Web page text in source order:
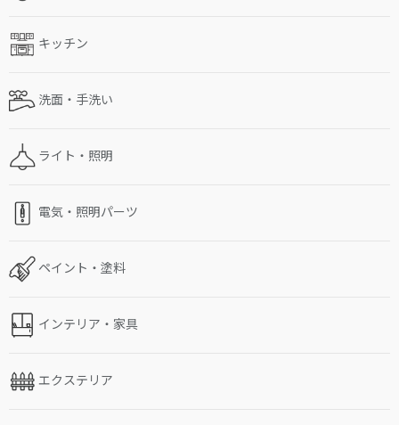
キッチン
洗面・手洗い
ライト・照明
電気・照明パーツ
ペイント・塗料
インテリア・家具
エクステリア